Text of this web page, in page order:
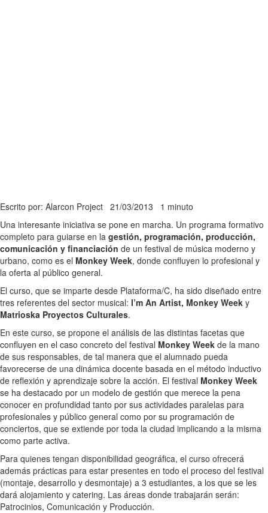
Escrito por: Alarcon Project 21/03/2013 1 minuto
Una interesante iniciativa se pone en marcha. Un programa formativo
completo para guiarse en la gestión, programación, producción,
comunicación y financiación de un festival de música moderno y
urbano, como es el Monkey Week, donde confluyen lo profesional y
la oferta al público general.
El curso, que se imparte desde Plataforma/C, ha sido diseñado entre
tres referentes del sector musical: I’m An Artist, Monkey Week y
Matrioska Proyectos Culturales.
En este curso, se propone el análisis de las distintas facetas que
confluyen en el caso concreto del festival Monkey Week de la mano
de sus responsables, de tal manera que el alumnado pueda
favorecerse de una dinámica docente basada en el método inductivo
de reflexión y aprendizaje sobre la acción. El festival Monkey Week
se ha destacado por un modelo de gestión que merece la pena
conocer en profundidad tanto por sus actividades paralelas para
profesionales y público general como por su programación de
conciertos, que se extiende por toda la ciudad implicando a la misma
como parte activa.
Para quienes tengan disponibilidad geográfica, el curso ofrecerá
además prácticas para estar presentes en todo el proceso del festival
(montaje, desarrollo y desmontaje) a 3 estudiantes, a los que se les
dará alojamiento y catering. Las áreas donde trabajarán serán:
Patrocinios, Comunicación y Producción.